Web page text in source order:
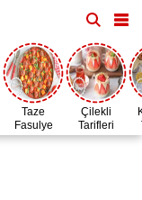
Taze
Fasulye
Zamanı
Çilekli
Tarifleri